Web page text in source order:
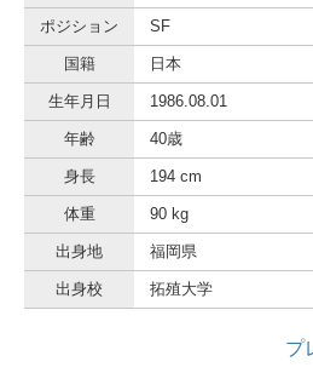
ポジション SF
国籍 日本
生年月日 1986.08.01
年齢 40歳
身長 194 cm
体重 90 kg
出身地 福岡県
出身校 拓殖大学
プ